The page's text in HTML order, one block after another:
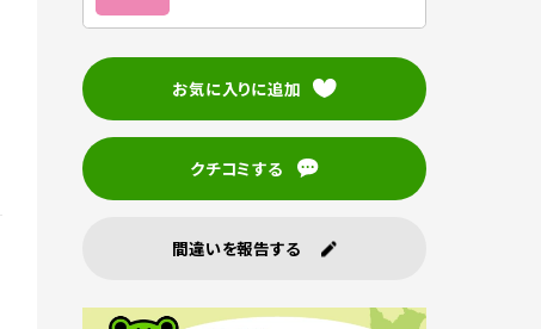
お気に入りに追加
クチコミする
間違いを報告する